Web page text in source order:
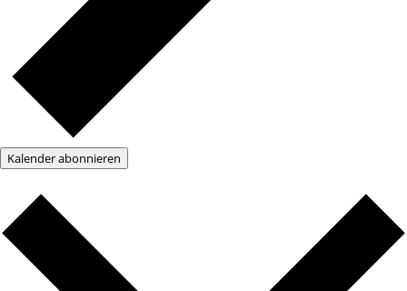
Kalender abonnieren